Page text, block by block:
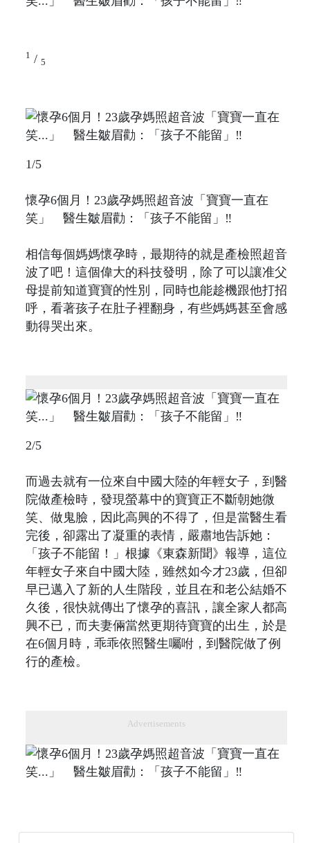
1 / 5
1/5
懷孕6個月！23歲孕媽照超音波「寶寶一直在
笑」 醫生皺眉勸：「孩子不能留」‼️
相信每個媽媽懷孕時，最期待的就是產檢照超音
波了吧！這個偉大的科技發明，除了可以讓准父
母提前知道寶寶的性別，同時也能趁機跟他打招
呼，看著孩子在肚子裡翻身，有些媽媽甚至會感
動得哭出來。
2/5
而過去就有一位來自中國大陸的年輕女子，到醫
院做產檢時，發現螢幕中的寶寶正不斷朝她微
笑、做鬼臉，因此高興的不得了，但是當醫生看
完後，卻露出了凝重的表情，嚴肅地告訴她：
「孩子不能留！」根據《東森新聞》報導，這位
年輕女子來自中國大陸，雖然如今才23歲，但卻
早已邁入了新的人生階段，並且在和老公結婚不
久後，很快就傳出了懷孕的喜訊，讓全家人都高
興不已，而夫妻倆當然更期待寶寶的出生，於是
在6個月時，乖乖依照醫生囑咐，到醫院做了例
行的產檢。
Advertisements